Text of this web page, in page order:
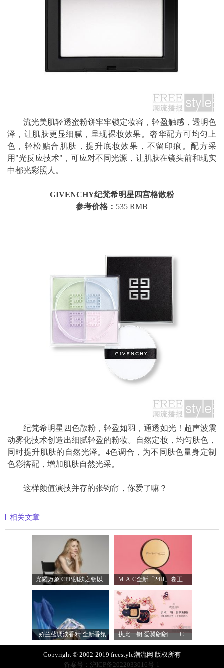
流光美肌轻透蜜粉饼牢牢锁定妆容，轻盈触感，透明色
泽，让肌肤更显细腻，呈现裸妆效果。奢华配方可均匀上
色，轻松贴合肌肤，提升底妆效果，不留印痕。配方采
用"光反应技术"，可应对不同光源，让肌肤在镜头前和现实
中都光彩照人。
GIVENCHY纪梵希明星四宫格散粉
参考价格： 535 RMB
纪梵希明星四色散粉，轻盈如羽，通透如光！超声波震
动雾化技术创造出细腻轻盈的粉妆。自然定妆，均匀肤色，
同时提升肌肤的自然光泽。4色调合，为不同肤色量身定制
色彩搭配，增加肌肤自然光采。
这样颜值演技并存的张钧甯，你爱了嘛？
相关文章
光耀万象 CPB肌肤之钥以镜头记录妮可·基 M·A·C全新「24H」卷王金气垫中国首发 实
娇兰蓝调淡香精 全新香氛 执此一钥 爱翼翩翩——CPB肌肤之钥臻献
Copyright © 2002-2019 freestyle潮流网 版权所有
备案号：沪ICP备2022033016号-1